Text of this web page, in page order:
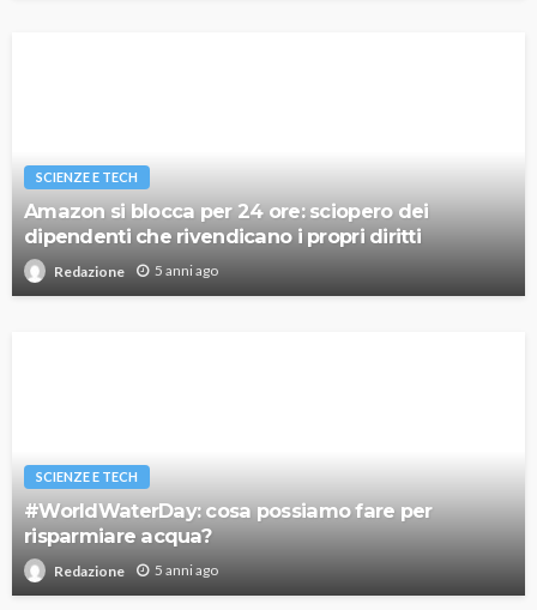
SCIENZE E TECH
Amazon si blocca per 24 ore: sciopero dei
dipendenti che rivendicano i propri diritti
Redazione 5 anni ago
SCIENZE E TECH
#WorldWaterDay: cosa possiamo fare per
risparmiare acqua?
Redazione 5 anni ago